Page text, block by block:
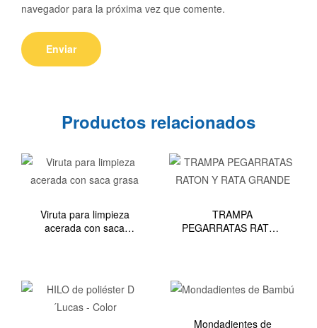
navegador para la próxima vez que comente.
Productos relacionados
Viruta para limpieza
acerada con saca
TRAMPA
PEGARRATAS RATON
Mondadientes de